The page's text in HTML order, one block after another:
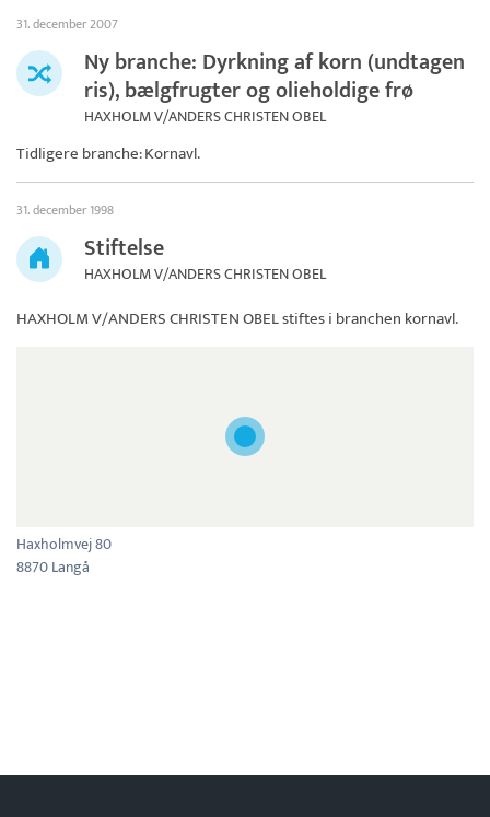
31. december 2007
Ny branche: Dyrkning af korn (undtagen
ris), bælgfrugter og olieholdige frø
HAXHOLM V/ANDERS CHRISTEN OBEL
Tidligere branche: Kornavl.
31. december 1998
Stiftelse
HAXHOLM V/ANDERS CHRISTEN OBEL
HAXHOLM V/ANDERS CHRISTEN OBELstiftes i branchen kornavl.
Haxholmvej 80
8870 Langå